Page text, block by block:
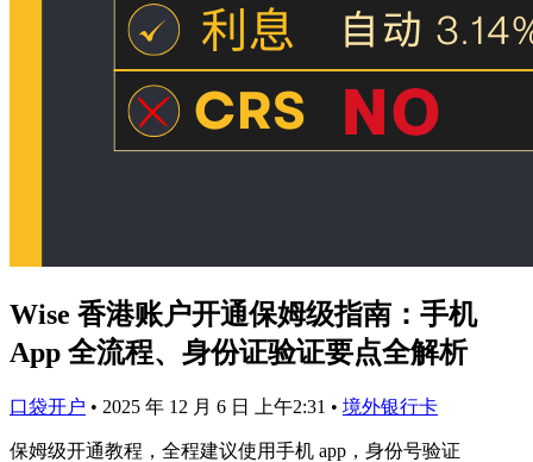
Wise 香港账户开通保姆级指南：手机
App 全流程、身份证验证要点全解析
口袋开户 • 2025 年 12 月 6 日 上午2:31 • 境外银行卡
保姆级开通教程，全程建议使用手机 app，身份号验证